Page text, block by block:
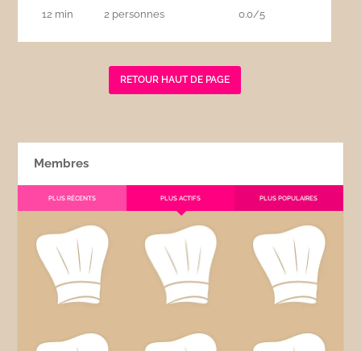
12 min 2 personnes 0.0/5
RETOUR HAUT DE PAGE
Membres
PLUS RÉCENTS PLUS ACTIFS PLUS POPULAIRES